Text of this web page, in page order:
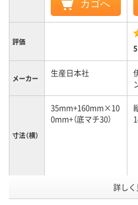
カゴへ
評価
メーカー 生産日本社
寸法（横）
35mm+160mm×10
0mm+（底マチ30）
袋入り（吊しひもな
し）
詳しく